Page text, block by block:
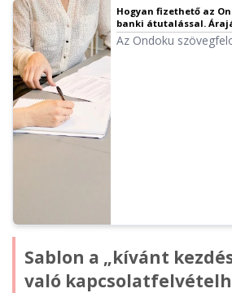
Hogyan fizethető az
banki átutalással.
kiállítása. A
szövegfelolvasó
Az Ondoku
Sablon a „kívánt
való